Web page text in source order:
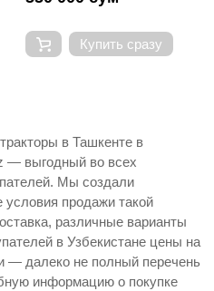
Купить сразу
в Ташкенте в
— выгодный во всех
Мы создали
условия продажи такой
различные варианты
в Узбекистане цены на
— далеко не полный перечень
информацию о покупке